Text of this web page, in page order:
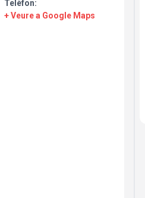
Telèfon:
+ Veure a Google Maps